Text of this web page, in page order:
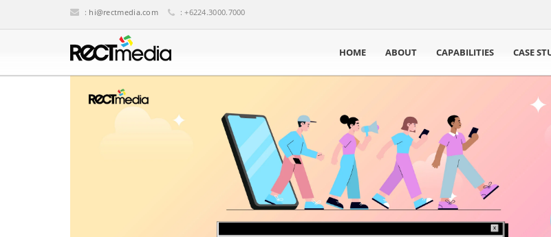
: hi@rectmedia.com : +6224.3000.7000
HOME ABOUT CAPABILITIES CASE